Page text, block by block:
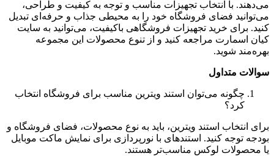
می‌دهند. با انتخاب تجهیزات مناسب و توجه به کیفیت و طراحی،
می‌توانید فضای فروشگاه خود را به محیطی جذاب و حرفه‌ای تبدیل
کنید. برای خرید تجهیزات فروشگاهی باکیفیت، می‌توانید به سایت
کیان اسمارت مراجعه کنید و از تنوع محصولات این مجموعه
بهره‌مند شوید.
سوالات متداول
چگونه می‌توان استند ویترین مناسب برای فروشگاه انتخاب
کرد؟
برای انتخاب استند ویترین، باید به نوع محصولات، فضای فروشگاه و
بودجه توجه کنید. استندهای با نورپردازی برای نمایش ماکت موبایل
یا محصولات لوکس مناسب‌تر هستند.